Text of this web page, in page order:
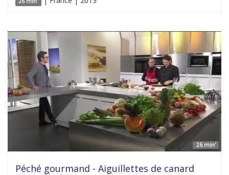
26 min'
Péché gourmand - Aiguillettes de canard